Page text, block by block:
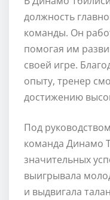
должность
команды. Он
помогая им
своей игре.
опыту, тренер
достижению
Под
команда Динамо
значительных
выигрывала
и выдвигала